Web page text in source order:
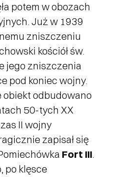
potem w obozach
Już w 1939
zniszczeniu
kościół św.
jego zniszczenia
pod koniec wojny.
obiekt odbudowano
50-tych XX
II wojny
zapisał się
Fort III.
po klęsce